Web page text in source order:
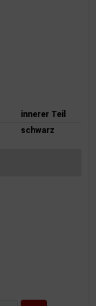
innerer Teil
schwarz